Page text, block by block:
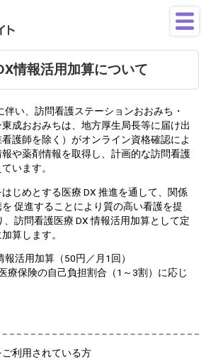
情報活用加算について
い、訪問看護ステーションおおみち・
成おおみちは、地方厚生局長等に届け出
護師を除く）がオンライン資格確認によ
や薬剤情報を取得し、計画的な訪問看護
います。
じめとする医療 DX 推進を通して、関係
促進することにより質の高い看護を提
訪問看護医療 DX 情報活用加算として定
算します。
活用加算（50円／月1回）
保険の自己負担割合（1～3割）に応じ
利用されている方